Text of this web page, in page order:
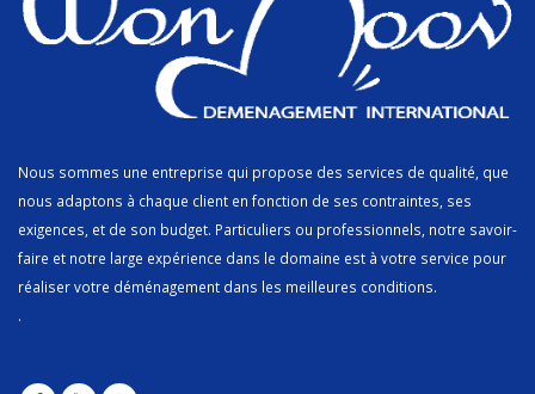
Nous sommes une entreprise qui propose des services de qualité, que
nous adaptons à chaque client en fonction de ses contraintes, ses
exigences, et de son budget. Particuliers ou professionnels, notre savoir-
faire et notre large expérience dans le domaine est à votre service pour
réaliser votre déménagement dans les meilleures conditions.
.